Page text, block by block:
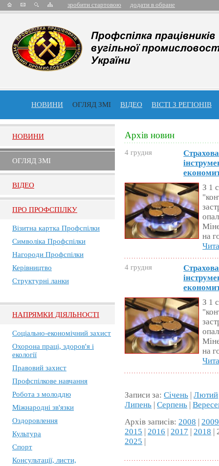
зробити стартовою додати в обране
НОВИНИ ОГЛЯД ЗМІ ВІДЕО ВІСТІ З РЕГІОНІВ
НОВИНИ
ОГЛЯД ЗМI
ВIДЕО
ПРО ПРОФСПIЛКУ
Візитна картка Профспілки
Символіка Профспілки
Нагороди Профспілки
Керівництво
Структурні ланки
НАПРЯМКИ ДІЯЛЬНОСТІ
Соціально-економічний захист
Охорона праці, здоров'я і
екології
Правовий захист
Профспілкове навчання
Робота з молоддю
Міжнародні зв'язки
Оздоровлення
Культура
Спорт
Консультації, листи,
Архів новин
4 грудня
З 1
на
4 грудня
З 1
на
Записи за:Січень |Лютий
Липень |Серпень |
Архів записів: 2008 | 2009
2015 | 2016 | 2017 | 2018 |
2025 |